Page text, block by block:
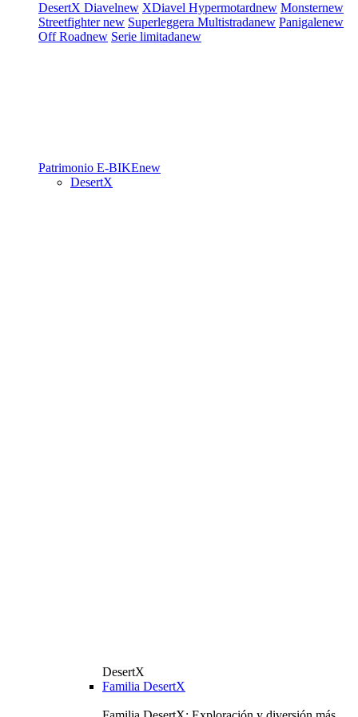
DesertX Diavelnew XDiavel Hypermotardnew Monsternew
Streetfighternew Superleggera Multistradanew Panigalenew
Off Roadnew Serie limitadanew
Patrimonio E-BIKEnew
DesertX
DesertX
Familia DesertX